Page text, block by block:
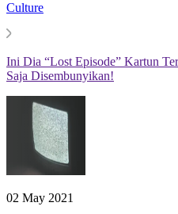
Culture
Ini Dia “Lost Episode” Kartun
Saja Disembunyikan!
02 May 2021